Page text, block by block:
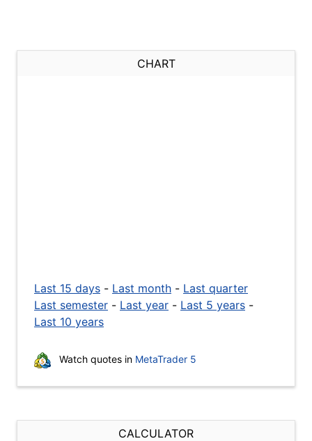
CHART
Last 15 days - Last month - Last quarter
Last semester - Last year - Last 5 years -
Last 10 years
Watch quotes in MetaTrader 5
CALCULATOR